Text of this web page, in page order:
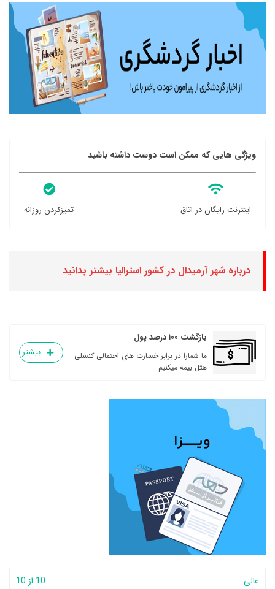
ویژگی هایی که ممکن است دوست داشته باشید
اینترنت رایگان در اتاق تمیزکردن روزانه
درباره شهر آرمیدال در کشور استرالیا بیشتر بدانید
بازگشت ۱۰۰ درصد پول
ما شمارا در برابر خسارت های احتمالی کنسلی
هتل بیمه میکنیم
بیشتر
عالی 10 از 10